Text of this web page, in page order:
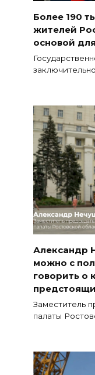
Более 190
жителей
основой
Александр
можно с
говорить о
Заместитель
палаты